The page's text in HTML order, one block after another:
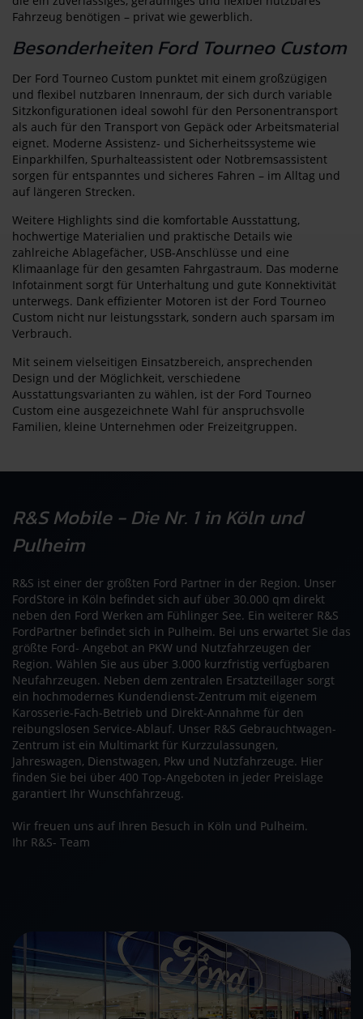
Fahrzeug benötigen – privat wie gewerblich.
Besonderheiten Ford Tourneo Custom
Der Ford Tourneo Custom punktet mit einem großzügigen
und flexibel nutzbaren Innenraum, der sich durch variable
Sitzkonfigurationen ideal sowohl für den Personentransport
als auch für den Transport von Gepäck oder Arbeitsmaterial
eignet. Moderne Assistenz- und Sicherheitssysteme wie
Einparkhilfen, Spurhalteassistent oder Notbremsassistent
sorgen für entspanntes und sicheres Fahren – im Alltag und
auf längeren Strecken.
Weitere Highlights sind die komfortable Ausstattung,
hochwertige Materialien und praktische Details wie
zahlreiche Ablagefächer, USB-Anschlüsse und eine
Klimaanlage für den gesamten Fahrgastraum. Das moderne
Infotainment sorgt für Unterhaltung und gute Konnektivität
unterwegs. Dank effizienter Motoren ist der Ford Tourneo
Custom nicht nur leistungsstark, sondern auch sparsam im
Verbrauch.
Mit seinem vielseitigen Einsatzbereich, ansprechenden
Design und der Möglichkeit, verschiedene
Ausstattungsvarianten zu wählen, ist der Ford Tourneo
Custom eine ausgezeichnete Wahl für anspruchsvolle
Familien, kleine Unternehmen oder Freizeitgruppen.
R&S Mobile - Die Nr. 1 in Köln und
Pulheim
R&S ist einer der größten Ford Partner in der Region. Unser
FordStore in Köln befindet sich auf über 30.000 qm direkt
neben den Ford Werken am Fühlinger See. Ein weiterer R&S
FordPartner befindet sich in Pulheim. Bei uns erwartet Sie das
größte Ford- Angebot an PKW und Nutzfahrzeugen der
Region. Wählen Sie aus über 3.000 kurzfristig verfügbaren
Neufahrzeugen. Neben dem zentralen Ersatzteillager sorgt
ein hochmodernes Kundendienst-Zentrum mit eigenem
Karosserie-Fach-Betrieb und Direkt-Annahme für den
reibungslosen Service-Ablauf. Unser R&S Gebrauchtwagen-
Zentrum ist ein Multimarkt für Kurzzulassungen,
Jahreswagen, Dienstwagen, Pkw und Nutzfahrzeuge. Hier
finden Sie bei über 400 Top-Angeboten in jeder Preislage
garantiert Ihr Wunschfahrzeug.
Wir freuen uns auf Ihren Besuch in Köln und Pulheim.
Ihr R&S- Team